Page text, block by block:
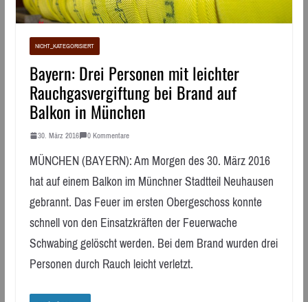
NICHT_KATEGORISIERT
Bayern: Drei Personen mit leichter
Rauchgasvergiftung bei Brand auf
Balkon in München
30. März 2016 0 Kommentare
MÜNCHEN (BAYERN): Am Morgen des 30. März 2016
hat auf einem Balkon im Münchner Stadtteil Neuhausen
gebrannt. Das Feuer im ersten Obergeschoss konnte
schnell von den Einsatzkräften der Feuerwache
Schwabing gelöscht werden. Bei dem Brand wurden drei
Personen durch Rauch leicht verletzt.